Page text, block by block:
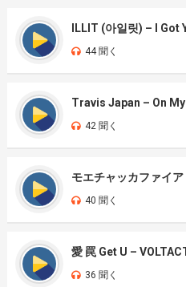
ILLIT (아일릿) – I Got
44 聞く
Travis Japan – On My
42 聞く
40 聞く
愛 罠 Get U –
36 聞く